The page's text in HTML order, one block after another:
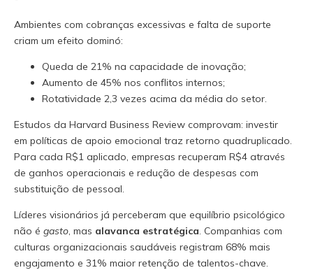
Ambientes com cobranças excessivas e falta de suporte
criam um efeito dominó:
Queda de 21% na capacidade de inovação;
Aumento de 45% nos conflitos internos;
Rotatividade 2,3 vezes acima da média do setor.
Estudos da Harvard Business Review comprovam: investir
em políticas de apoio emocional traz retorno quadruplicado.
Para cada R$1 aplicado, empresas recuperam R$4 através
de ganhos operacionais e redução de despesas com
substituição de pessoal.
Líderes visionários já perceberam que equilíbrio psicológico
não égasto, mas alavanca estratégica. Companhias com
culturas organizacionais saudáveis registram 68% mais
engajamento e 31% maior retenção de talentos-chave.